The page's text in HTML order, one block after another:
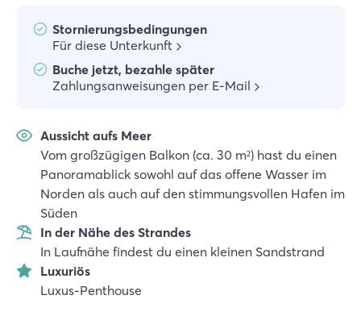
Stornierungsbedingungen
Für diese Unterkunft
Buche jetzt, bezahle später
Zahlungsanweisungen per E-Mail
Aussicht aufs Meer
Vom großzügigen Balkon (ca. 30 m²) hast du einen
Panoramablick sowohl auf das offene Wasser im
Norden als auch auf den stimmungsvollen Hafen im
Süden
In der Nähe des Strandes
In Laufnähe findest du einen kleinen Sandstrand
Luxuriös
Luxus-Penthouse